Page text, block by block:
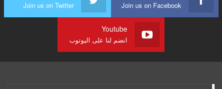
Join us on Facebook
Join us on Twitter
Youtube
انضم لنا على اليوتوب